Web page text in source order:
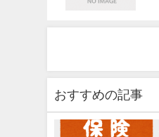
おすすめの記事